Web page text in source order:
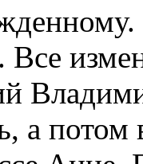
Все
а потом